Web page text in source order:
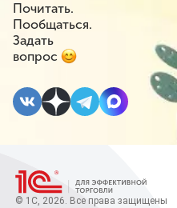
Почитать.
Пообщаться.
Задать
вопрос
© 1С, 2026. Все права защищены